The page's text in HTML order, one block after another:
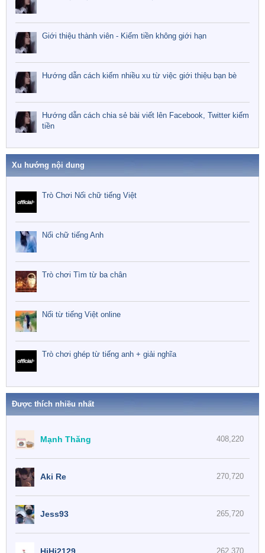
Giới thiệu thành viên - Kiếm tiền không giới hạn
Hướng dẫn cách kiếm nhiều xu từ việc giới thiệu bạn bè
Hướng dẫn cách chia sẻ bài viết lên Facebook, Twitter kiếm
tiền
Xu hướng nội dung
Trò Chơi Nối chữ tiếng Việt
Nối chữ tiếng Anh
Trò chơi Tìm từ ba chân
Nối từ tiếng Việt online
Trò chơi ghép từ tiếng anh + giải nghĩa
Được thích nhiều nhất
408,220
Mạnh Thăng
270,720
Aki Re
265,720
Jess93
262,370
HiHi2129